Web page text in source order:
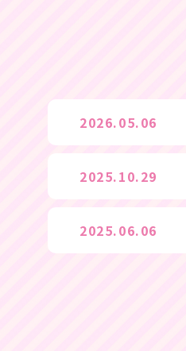
2026.05.06
2025.10.29
2025.06.06